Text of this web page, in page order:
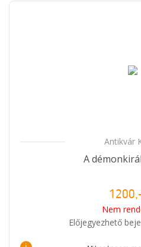
Antikvár
A
Nem
Előjegyezhető